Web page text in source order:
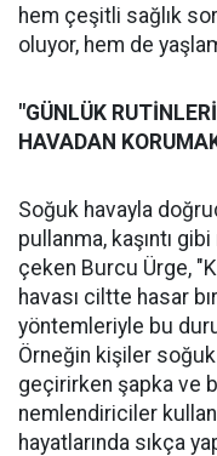
hem çeşitli sağlık
oluyor, hem de
"GÜNLÜK
HAVADAN
Soğuk havayla
pullanma, kaşıntı
çeken Burcu Ürge,
havası ciltte hasar
yöntemleriyle bu
Örneğin kişiler soğuk
geçirirken şapka ve
nemlendiriciler
hayatlarında sıkça